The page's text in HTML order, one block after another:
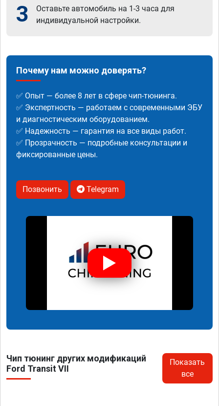
3
Оставьте автомобиль на 1-3 часа для
индивидуальной настройки.
Почему нам можно доверять?
✅ Опыт — более 8 лет в сфере чип-тюнинга.
✅ Экспертность — работаем с современными ЭБУ
и диагностическим оборудованием.
✅ Надежность — гарантия на все виды работ.
✅ Прозрачность — подробные консультации и
фиксированные цены.
Позвонить Telegram
Чип тюнинг других модификаций
Ford Transit VII
Показать
все